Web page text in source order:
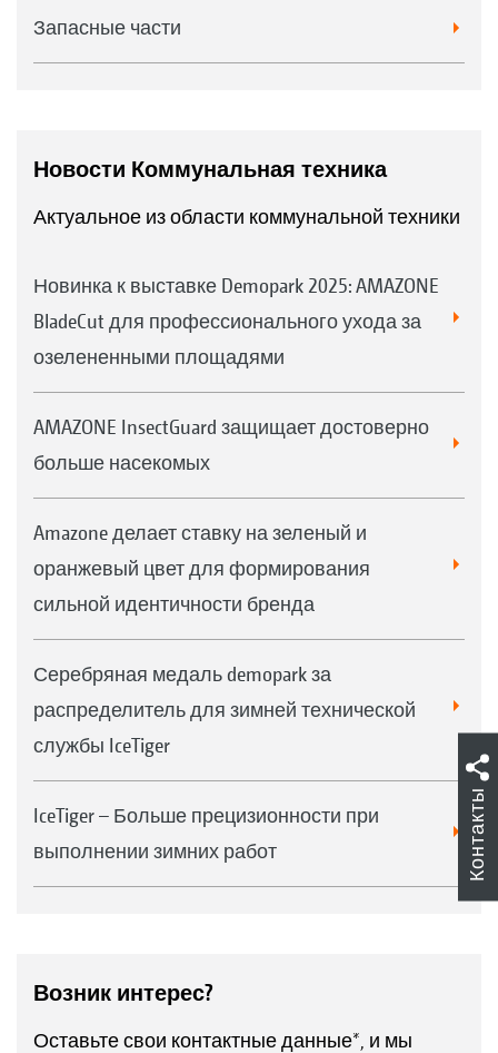
Запасные части
Новости Коммунальная техника
Актуальное из области коммунальной техники
Новинка к выставке Demopark 2025: AMAZONE
BladeCut для профессионального ухода за
озелененными площадями
AMAZONE InsectGuard защищает достоверно
больше насекомых
Amazone делает ставку на зеленый и
оранжевый цвет для формирования
сильной идентичности бренда
Серебряная медаль demopark за
распределитель для зимней технической
службы IceTiger
IceTiger – Больше прецизионности при
выполнении зимних работ
Возник интерес?
Оставьте свои контактные данные*, и мы
Контакты